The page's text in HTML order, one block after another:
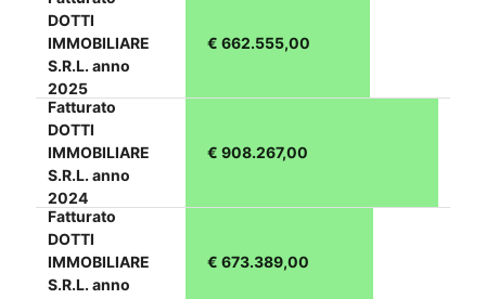
DOTTI
IMMOBILIARE
S.R.L. anno
2025
€ 662.555,00
Fatturato
DOTTI
IMMOBILIARE
S.R.L. anno
2024
€ 908.267,00
Fatturato
DOTTI
IMMOBILIARE
S.R.L. anno
€ 673.389,00